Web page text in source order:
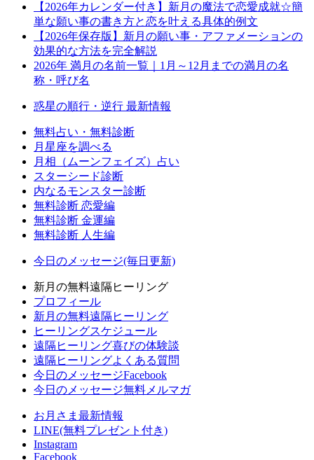
【2026年カレンダー付き】新月の魔法で恋愛成就☆簡
単な願い事の書き方と恋を叶える具体的例文
【2026年保存版】新月の願い事・アファメーションの
効果的な方法を完全解説
2026年 満月の名前一覧｜1月～12月までの満月の名
称・呼び名
惑星の順行・逆行 最新情報
無料占い・無料診断
月星座を調べる
月相（ムーンフェイズ）占い
スターシード診断
内なるモンスター診断
無料診断 恋愛編
無料診断 金運編
無料診断 人生編
今日のメッセージ(毎日更新)
新月の無料遠隔ヒーリング
プロフィール
新月の無料遠隔ヒーリング
ヒーリングスケジュール
遠隔ヒーリング喜びの体験談
遠隔ヒーリングよくある質問
今日のメッセージFacebook
今日のメッセージ無料メルマガ
お月さま最新情報
LINE(無料プレゼント付き)
Instagram
Facebook